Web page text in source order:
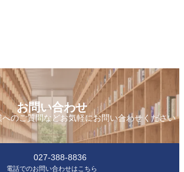
お問い合わせ
のご質問などお気軽にお問い合わせください
027-388-8836
電話でのお問い合わせはこちら